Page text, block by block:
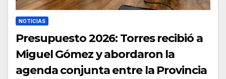
NOTICIAS
Presupuesto 2026: Torres recibió a
Miguel Gómez y abordaron la
agenda conjunta entre la Provincia